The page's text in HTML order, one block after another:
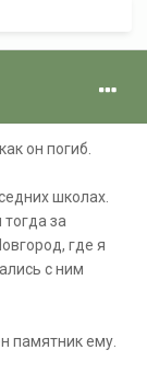
он погиб.
школах.
за
где я
с ним
памятник ему.